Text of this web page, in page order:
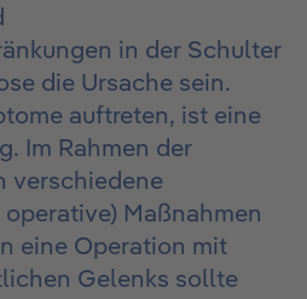
in der Schulter
die Ursache sein.
auftreten, ist eine
Im Rahmen der
verschiedene
Maßnahmen
eine Operation mit
Gelenks sollte